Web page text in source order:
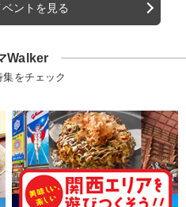
ントを見る
Walker
をチェック